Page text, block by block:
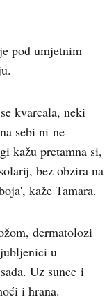
pod umjetnim
kvarcala, neki
sebi ni ne
kažu pretamna si,
bez obzira na
kaže Tamara.
dermatolozi
u
Uz sunce i
i hrana.